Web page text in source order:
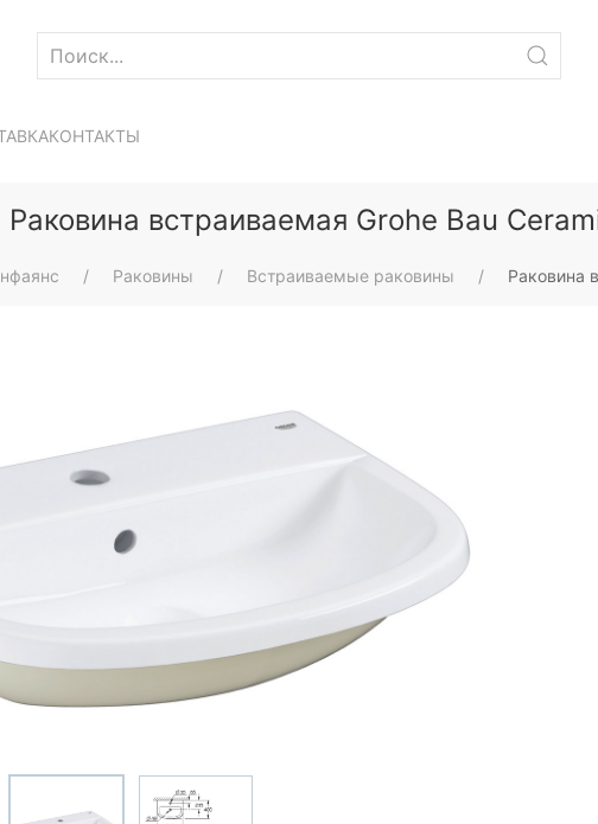
КОНТАКТЫ
Раковина встраиваемая Grohe Bau
Раковины Встраиваемые раковины Раковина